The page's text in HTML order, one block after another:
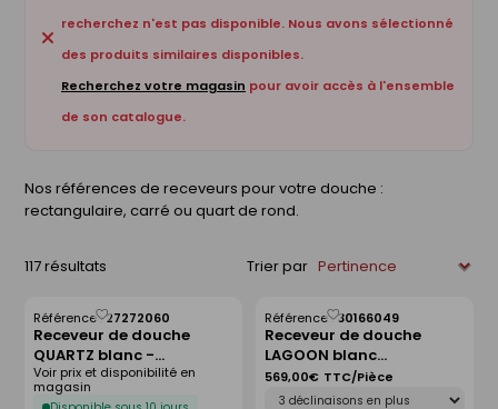
recherchez n'est pas disponible. Nous avons sélectionné
des produits similaires disponibles.
Recherchez votre magasin pour avoir accès à l'ensemble
de son catalogue.
Nos références de receveurs pour votre douche :
rectangulaire, carré ou quart de rond.
117 résultats Trier par
Receveur de douche
QUARTZ blanc -
120x80cm
Référence :27272060
Voir prix et disponibilité en
magasin
Enregistrer
comme
liste
Receveur de douche
LAGOON blanc
antidérapant - 120 x 90
cm
Référence :30166049
569,00€ TTC/Pièce
Enregistrer
comme
liste